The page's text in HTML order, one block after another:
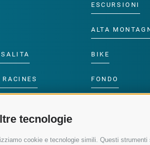
tecnologie
cookie e tecnologie simili. Questi
ESCURSIONI
ALTA
BIKE
FONDO